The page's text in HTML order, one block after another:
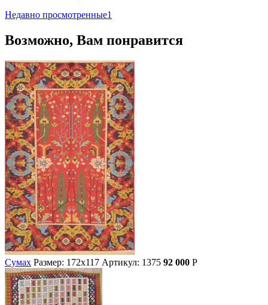
Недавно просмотренные1
Возможно, Вам понравится
Сумах Размер: 172х117 Артикул: 1375 92 000 Р